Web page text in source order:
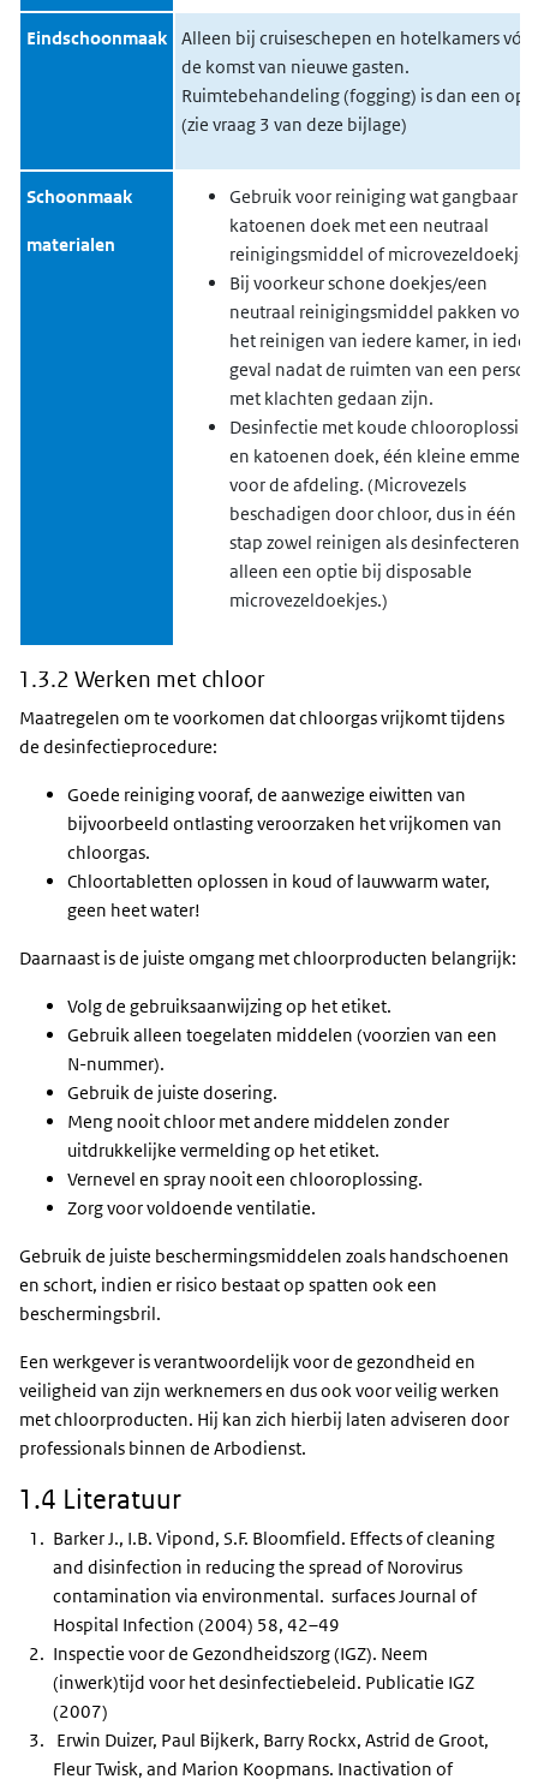
Eindschoonmaak
Alleen bij cruiseschepen en hotelkamers vóór
de komst van nieuwe gasten.
Ruimtebehandeling (fogging) is dan een
(zie vraag 3 van deze bijlage)
Schoonmaak
materialen
Gebruik voor reiniging wat gangbaar is;
katoenen doek met een neutraal
reinigingsmiddel of
Bij voorkeur schone doekjes/een
neutraal reinigingsmiddel pakken voor
het reinigen van iedere kamer, in ieder
geval nadat de ruimten van een
met klachten gedaan zijn.
Desinfectie met koude chlooroplossing
en katoenen doek, één kleine emmer
voor de afdeling. (Microvezels
beschadigen door chloor, dus in één
stap zowel reinigen als desinfecteren is
alleen een optie bij disposable
microvezeldoekjes.)
1.3.2 Werken met chloor
Maatregelen om te voorkomen dat chloorgas vrijkomt tijdens
de desinfectieprocedure:
Goede reiniging vooraf, de aanwezige eiwitten van
bijvoorbeeld ontlasting veroorzaken het vrijkomen van
chloorgas.
Chloortabletten oplossen in koud of lauwwarm water,
geen heet water!
Daarnaast is de juiste omgang met chloorproducten belangrijk:
Volg de gebruiksaanwijzing op het etiket.
Gebruik alleen toegelaten middelen (voorzien van een
N-nummer).
Gebruik de juiste dosering.
Meng nooit chloor met andere middelen zonder
uitdrukkelijke vermelding op het etiket.
Vernevel en spray nooit een chlooroplossing.
Zorg voor voldoende ventilatie.
Gebruik de juiste beschermingsmiddelen zoals handschoenen
en schort, indien er risico bestaat op spatten ook een
beschermingsbril.
Een werkgever is verantwoordelijk voor de gezondheid en
veiligheid van zijn werknemers en dus ook voor veilig werken
met chloorproducten. Hij kan zich hierbij laten adviseren door
professionals binnen de Arbodienst.
1.4 Literatuur
Barker J., I.B. Vipond, S.F. Bloomfield. Effects of cleaning
and disinfection in reducing the spread of Norovirus
contamination via environmental. surfaces Journal of
Hospital Infection (2004) 58, 42–49
Inspectie voor de Gezondheidszorg (IGZ). Neem
(inwerk)tijd voor het desinfectiebeleid. Publicatie IGZ
(2007)
Erwin Duizer, Paul Bijkerk, Barry Rockx, Astrid de Groot,
Fleur Twisk, and Marion Koopmans. Inactivation of